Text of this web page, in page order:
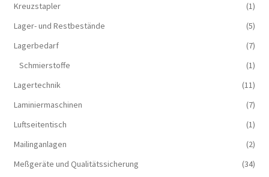
Kreuzstapler
(1)
Lager- und Restbestände
(5)
Lagerbedarf
(7)
Schmierstoffe
(1)
Lagertechnik
(11)
Laminiermaschinen
(7)
Luftseitentisch
(1)
Mailinganlagen
(2)
Meßgeräte und Qualitätssicherung
(34)